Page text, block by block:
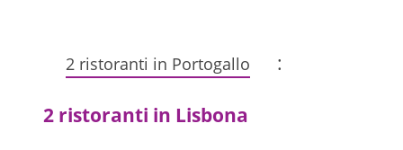
2 ristoranti in Portogallo :
2 ristoranti in Lisbona